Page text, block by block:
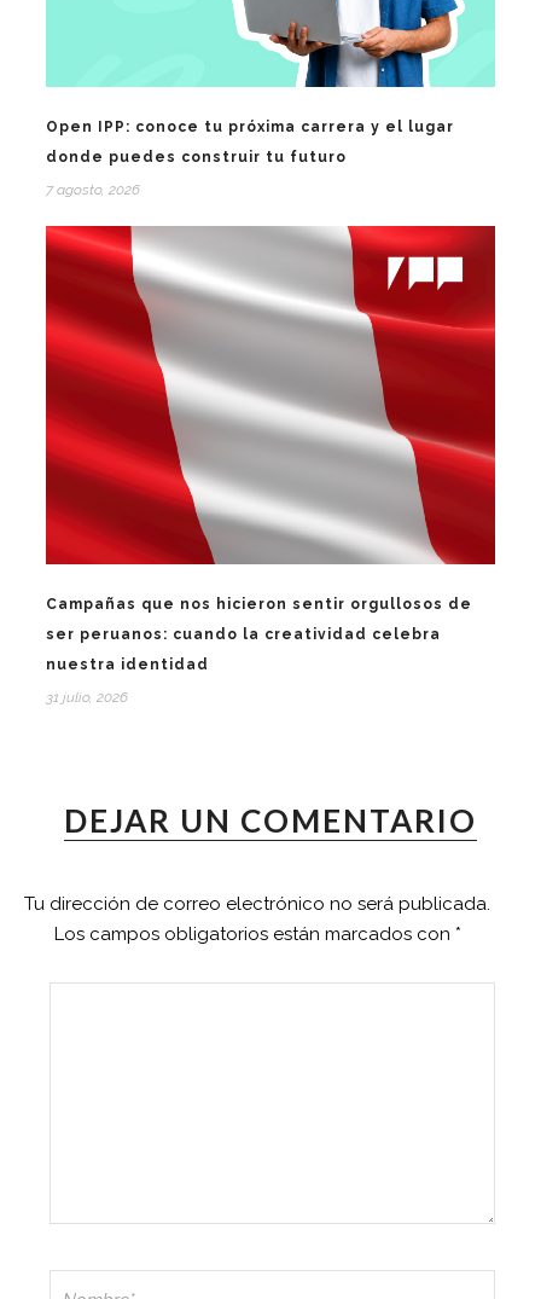
Open IPP: conoce tu próxima carrera y el lugar
donde puedes construir tu futuro
7 agosto, 2026
Campañas que nos hicieron sentir orgullosos de
ser peruanos: cuando la creatividad celebra
nuestra identidad
31 julio, 2026
DEJAR UN COMENTARIO
Tu dirección de correo electrónico no será publicada.
Los campos obligatorios están marcados con *